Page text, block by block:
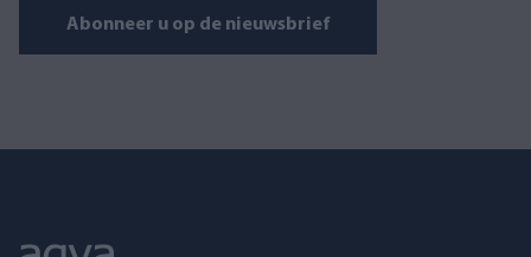
Abonneer u op de nieuwsbrief